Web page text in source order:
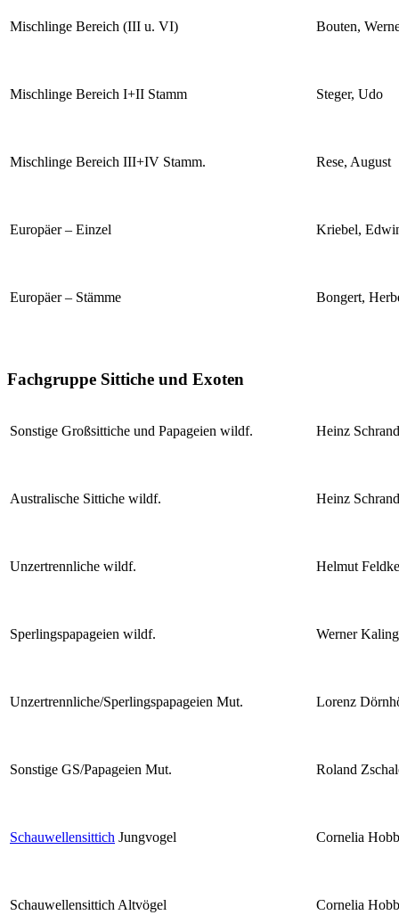
Mischlinge Bereich (III u. VI) Bouten,
Mischlinge Bereich I+II Stamm Steger, Udo
Mischlinge Bereich III+IV Stamm. Rese, August
Europäer – Einzel Kriebel,
Europäer – Stämme Bongert,
Fachgruppe Sittiche und Exoten
Sonstige Großsittiche und Papageien wildf. Heinz
Australische Sittiche wildf. Heinz
Unzertrennliche wildf. Helmut
Sperlingspapageien wildf. Werner Kaling
Unzertrennliche/Sperlingspapageien Mut. Lorenz
Sonstige GS/Papageien Mut. Roland
Schauwellensittich Jungvogel Cornelia
Schauwellensittich Altvögel Cornelia